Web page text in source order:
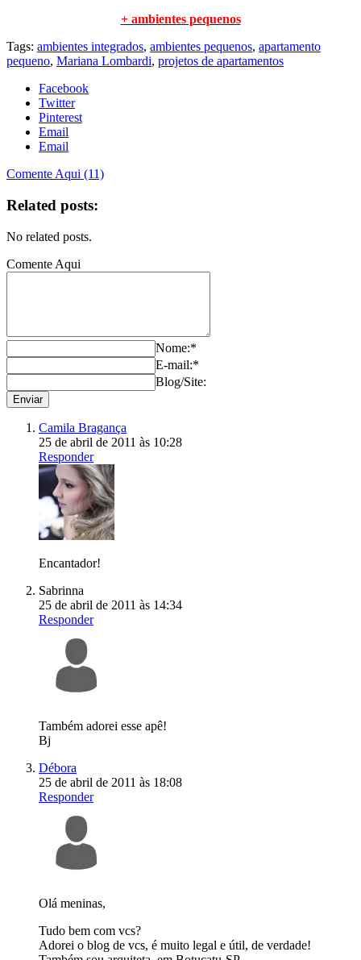
+ ambientes pequenos
Tags: ambientes integrados, ambientes pequenos, apartamento
pequeno, Mariana Lombardi, projetos de apartamentos
Facebook
Twitter
Pinterest
Email
Email
Comente Aqui (11)
Related posts:
No related posts.
Comente Aqui
Nome:*
E-mail:*
Blog/Site:
Camila Bragança
25 de abril de 2011 às 10:28
Responder
Encantador!
Sabrinna
25 de abril de 2011 às 14:34
Responder
Também adorei esse apê!
Bj
Débora
25 de abril de 2011 às 18:08
Responder
Olá meninas,
Tudo bem com vcs?
Adorei o blog de vcs, é muito legal e útil, de verdade!